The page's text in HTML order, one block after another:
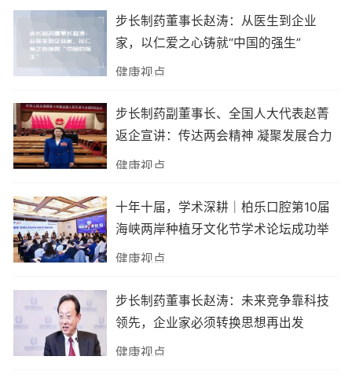
步长制药董事长赵涛：从医生到企业
家，以仁爱之心铸就“中国的强生”
健康视点
步长制药副董事长、全国人大代表赵菁
返企宣讲：传达两会精神 凝聚发展合力
健康视点
十年十届，学术深耕｜柏乐口腔第10届
海峡两岸种植牙文化节学术论坛成功举
办
健康视点
步长制药董事长赵涛：未来竞争靠科技
领先，企业家必须转换思想再出发
健康视点